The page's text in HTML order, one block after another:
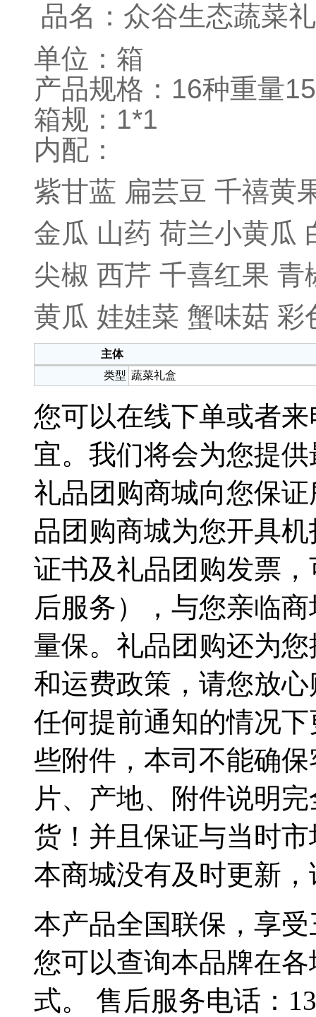
品名：众谷生态蔬菜
单位：箱
产品规格：16种重量
箱规：1*1
内配：
紫甘蓝 扁芸豆 千禧黄
金瓜 山药 荷兰小黄瓜
尖椒 西芹 千喜红果 青
黄瓜 娃娃菜 蟹味菇 彩
主体
类型 蔬菜礼盒
您可以在线下单或者来
宜。我们将会为您提
礼品团购商城向您保
品团购商城为您开具
证书及礼品团购发票
后服务），与您亲临
量保。礼品团购还为
和运费政策，请您放
任何提前通知的情况
些附件，本司不能确
片、产地、附件说明
货！并且保证与当时
本商城没有及时更新
本产品全国联保，享
您可以查询本品牌在
式。 售后服务电话：